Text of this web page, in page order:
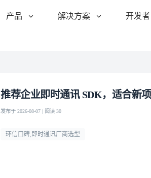
产品 解决方案 开发者
推荐企业即时通讯 SDK，适合新
发布于 2026-08-07 | 阅读 30
环信口碑,即时通讯厂商选型